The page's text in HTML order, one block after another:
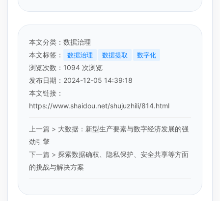
本文分类： 数据治理
本文标签：
数据治理 数据提取 数字化
浏览次数： 1094 次浏览
发布日期：2024-12-05 14:39:18
本文链接：
https://www.shaidou.net/shujuzhili/814.html
上一篇 > 大数据：新型生产要素与数字经济发展的强
劲引擎
下一篇 > 探索数据确权、隐私保护、安全共享等方面
的挑战与解决方案